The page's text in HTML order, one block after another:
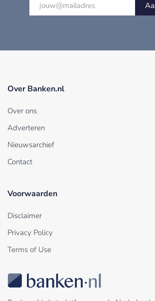
Over Banken.nl
Over ons
Adverteren
Nieuwsarchief
Contact
Voorwaarden
Disclaimer
Privacy Policy
Terms of Use